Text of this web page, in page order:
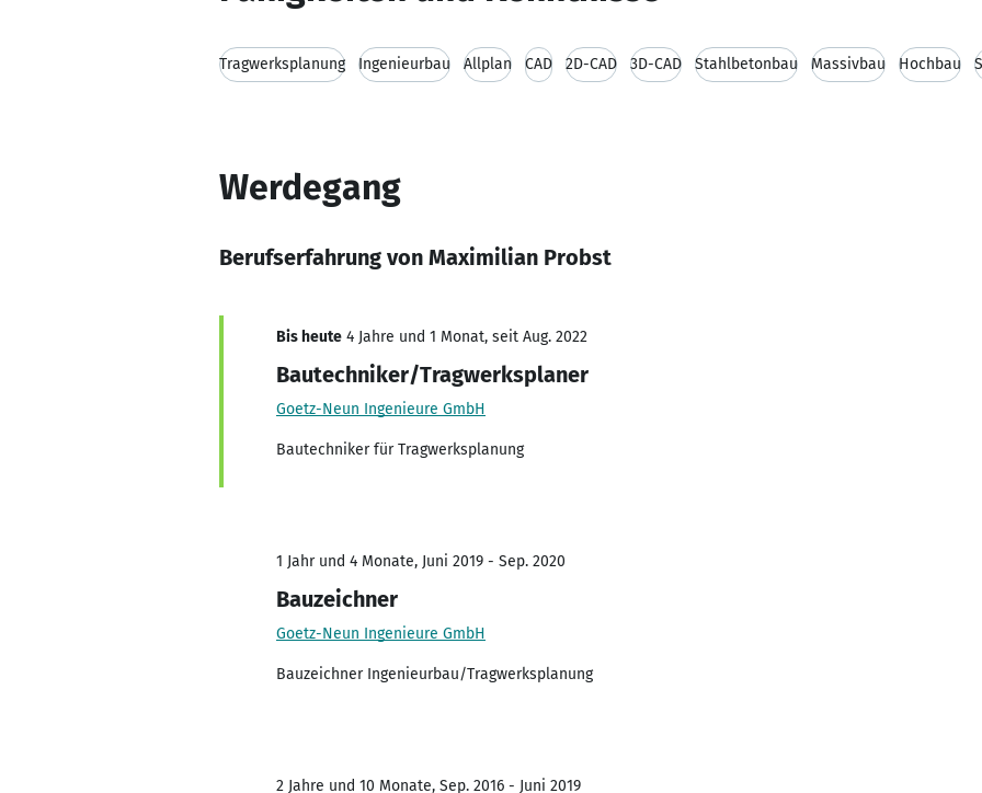
Tragwerksplanung Ingenieurbau Allplan CAD 2D-CAD 3D-CAD Stahlbetonbau Massivbau Hochbau
Werdegang
Berufserfahrung von Maximilian Probst
Bis heute 4 Jahre und 1 Monat, seit Aug. 2022
Bautechniker/Tragwerksplaner
Goetz-Neun Ingenieure GmbH
Bautechniker für Tragwerksplanung
1 Jahr und 4 Monate, Juni 2019 - Sep. 2020
Bauzeichner
Goetz-Neun Ingenieure GmbH
Bauzeichner Ingenieurbau/Tragwerksplanung
2 Jahre und 10 Monate, Sep. 2016 - Juni 2019